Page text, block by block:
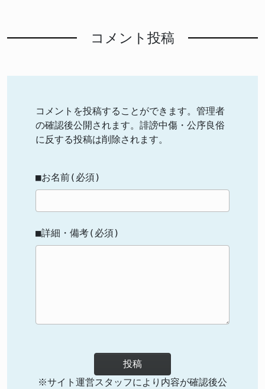
コメント投稿
コメントを投稿することができます。管理者
の確認後公開されます。誹謗中傷・公序良俗
に反する投稿は削除されます。
■お名前(必須)
■詳細・備考(必須)
投稿
※サイト運営スタッフにより内容が確認後公